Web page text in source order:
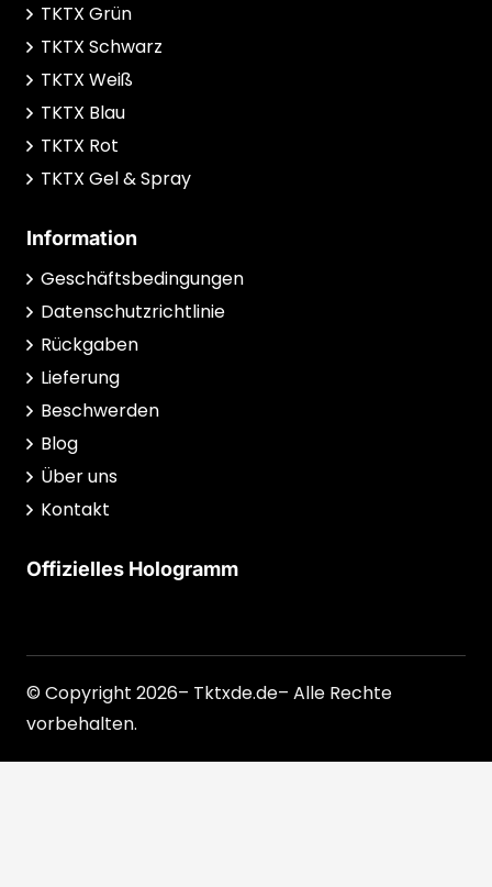
TKTX Grün
TKTX Schwarz
TKTX Weiß
TKTX Blau
TKTX Rot
TKTX Gel & Spray
Information
Geschäftsbedingungen
Datenschutzrichtlinie
Rückgaben
Lieferung
Beschwerden
Blog
Über uns
Kontakt
Offizielles Hologramm
© Copyright 2026– Tktxde.de– Alle Rechte
vorbehalten.